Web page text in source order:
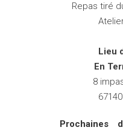
Repas tiré
Lieu
En
8
Prochaines